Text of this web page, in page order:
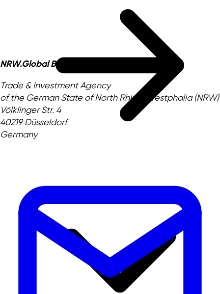
NRW.Global Business GmbH
Trade & Investment Agency
of the German State of North Rhine-Westphalia (NRW)
Völklinger Str. 4
40219 Düsseldorf
Germany